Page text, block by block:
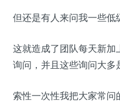
但还是有人来问我一些低
这就造成了团队每天新加
询问，并且这些询问大多
索性一次性我把大家常问